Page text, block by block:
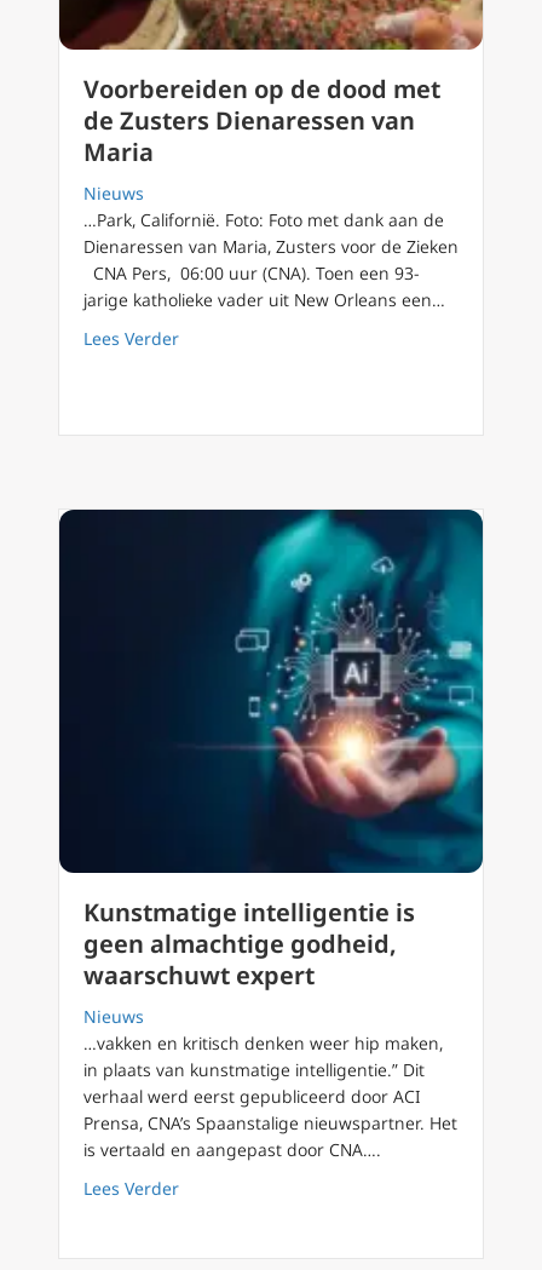
Voorbereiden op de dood met
de Zusters Dienaressen van
Maria
Nieuws
…Park, Californië. Foto: Foto met dank aan de
Dienaressen van Maria, Zusters voor de Zieken
CNA Pers, 06:00 uur (CNA). Toen een 93-
jarige katholieke vader uit New Orleans een…
Lees Verderabout Voorbereiden op de dood met de
Kunstmatige intelligentie is
geen almachtige godheid,
waarschuwt expert
Nieuws
…vakken en kritisch denken weer hip maken,
in plaats van kunstmatige intelligentie.” Dit
verhaal werd eerst gepubliceerd door ACI
Prensa, CNA’s Spaanstalige nieuwspartner. Het
is vertaald en aangepast door CNA….
Lees Verderabout Kunstmatige intelligentie is geen